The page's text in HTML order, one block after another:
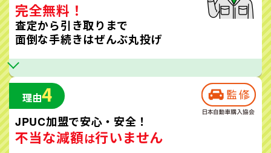
完全無料！
査定から引き取りまで
面倒な手続きはぜんぶ丸投げ
理由4
JPUC加盟で安心・安全！
不当な減額は行いません